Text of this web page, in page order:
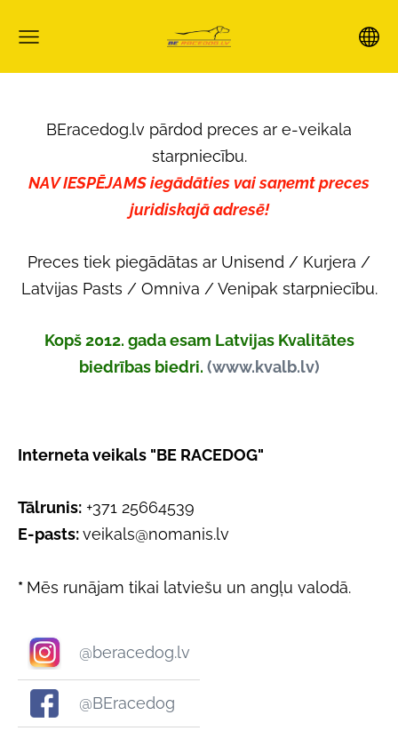
BEracedog.lv pārdod preces ar e-veikala
starpniecību.
NAV IESPĒJAMS iegādāties vai saņemt preces
juridiskajā adresē!
Preces tiek piegādātas ar Unisend / Kurjera /
Latvijas Pasts / Omniva / Venipak starpniecību.
Kopš 2012. gada esam Latvijas Kvalitātes
biedrības biedri. (www.kvalb.lv)
Interneta veikals "BE RACEDOG"
Tālrunis: +371 25664539
E-pasts:veikals@nomanis.lv
* Mēs runājam tikai latviešu un angļu valodā.
@beracedog.lv
@BEracedog